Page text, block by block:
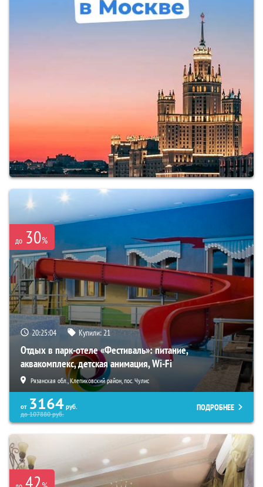
до 30%
20:25:03 Купили:21
Отдых в парк-отеле «Фестиваль»: питание,
аквакомплекс, детская анимация, Wi-Fi
Рязанская обл., Клепиковский район, пос. Чулис
от 3164 руб.
до107880руб.
ПОДРОБНЕЕ
42